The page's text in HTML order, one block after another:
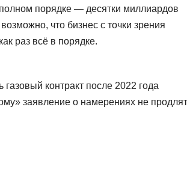
порядке — десятки миллиардов
что бизнес с точки зрения
раз всё в порядке.
контракт после 2022 года
заявление о намерениях не